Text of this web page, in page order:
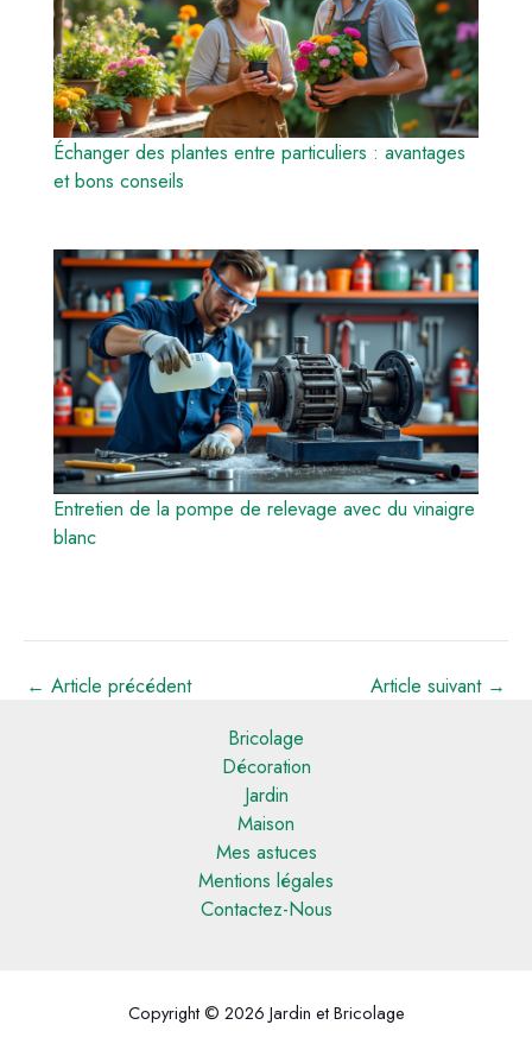
Échanger des plantes entre particuliers : avantages
et bons conseils
Entretien de la pompe de relevage avec du vinaigre
blanc
← Article précédent Article suivant →
Bricolage
Décoration
Jardin
Maison
Mes astuces
Mentions légales
Contactez-Nous
Copyright © 2026 Jardin et Bricolage